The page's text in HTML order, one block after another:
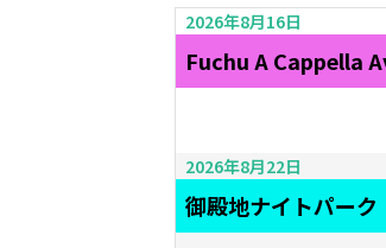
2026年8月16日
Fuchu A Cappella
2026年8月22日
御殿地ナイトパー